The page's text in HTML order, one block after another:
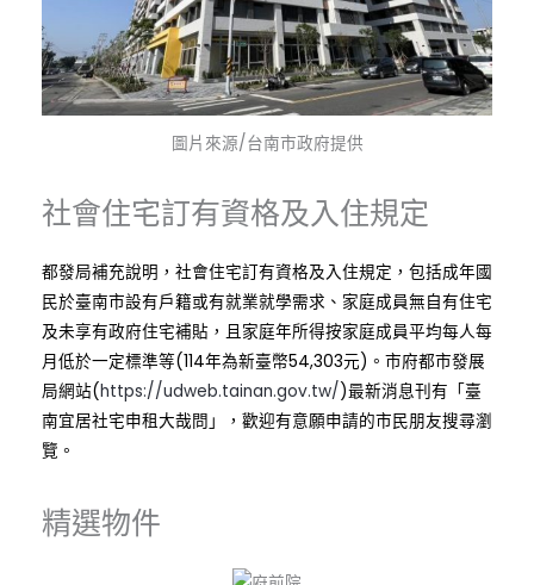
圖片來源/台南市政府提供
社會住宅訂有資格及入住規定
都發局補充說明，社會住宅訂有資格及入住規定，包括成年國
民於臺南市設有戶籍或有就業就學需求、家庭成員無自有住宅
及未享有政府住宅補貼，且家庭年所得按家庭成員平均每人每
月低於一定標準等(114年為新臺幣54,303元)。市府都市發展
局網站(https://udweb.tainan.gov.tw/)最新消息刊有「臺
南宜居社宅申租大哉問」，歡迎有意願申請的市民朋友搜尋瀏
覽。
精選物件